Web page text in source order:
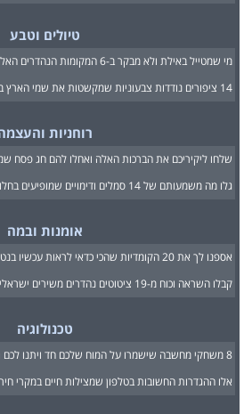
טיולים וטבע
מי שמטייל באילת ולא מבקר ב-6 המקומות הנהדרים האלה - מפספס!
14 ציפורים נודדות צבעוניות שמקשטות את שמי הארץ בימי האביב
רוחניות
שלחו ליקיריכם את הברכות האלה ואחלו להם חג פסח
גלו מה משמעותם של 14 סמלים ודימויים שמופיעים בחלומות שלכם
אומנות ובמה
אספנו לך את 20 הקומדיות שהכי כדאי לראות עכשיו בנטפליקס!
קבלו השראה וכוח מ-19 ציטוטים נהדרים משירים ישראלים אהובים
טכנולוגיה
8 משחקי מחשבה שישמרו על המוח שלכם חד ויתנו לכם רגע של שקט
אלו ההגדרות החשובות בטלפון שמצילות חיים במקרי